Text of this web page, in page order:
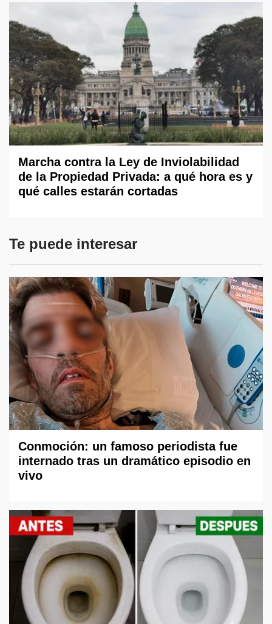
Marcha contra la Ley de Inviolabilidad
de la Propiedad Privada: a qué hora es y
qué calles estarán cortadas
Te puede interesar
Conmoción: un famoso periodista fue
internado tras un dramático episodio en
vivo